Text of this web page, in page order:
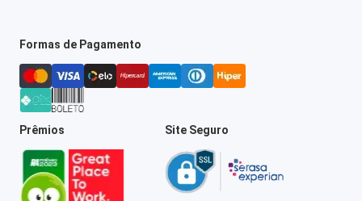
Formas de Pagamento
Prêmios Site Seguro